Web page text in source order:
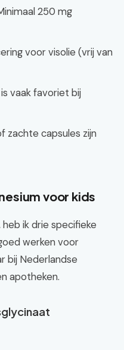
250 mg
voor visolie (vrij van
vaak favoriet bij
zachte capsules zijn
voor kids
ik drie specifieke
werken voor
bij Nederlandse
apotheken.